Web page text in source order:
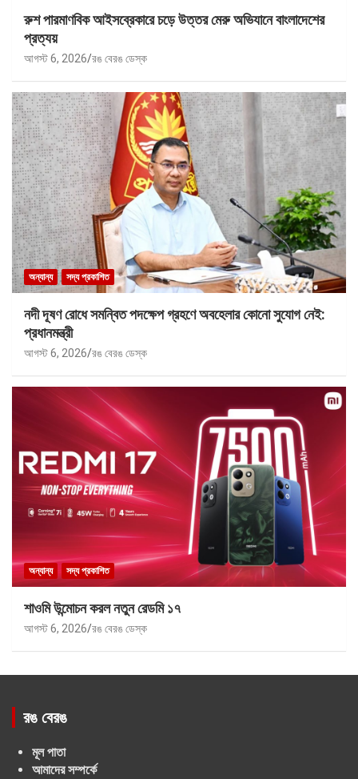
রুশ পারমাণবিক আইসব্রেকারে চড়ে উত্তর মেরু অভিযানে বাংলাদেশের
প্রত্যয়
আগস্ট 6, 2026 রঙ বেরঙ ডেস্ক
অন্যান্য সদ্য প্রকাশিত
নদী দূষণ রোধে সমন্বিত পদক্ষেপ গ্রহণে অবহেলার কোনো সুযোগ নেই:
প্রধানমন্ত্রী
আগস্ট 6, 2026 রঙ বেরঙ ডেস্ক
অন্যান্য সদ্য প্রকাশিত
শাওমি উন্মোচন করল নতুন রেডমি ১৭
আগস্ট 6, 2026 রঙ বেরঙ ডেস্ক
রঙ বেরঙ
মূল পাতা
আমাদের সম্পর্কে